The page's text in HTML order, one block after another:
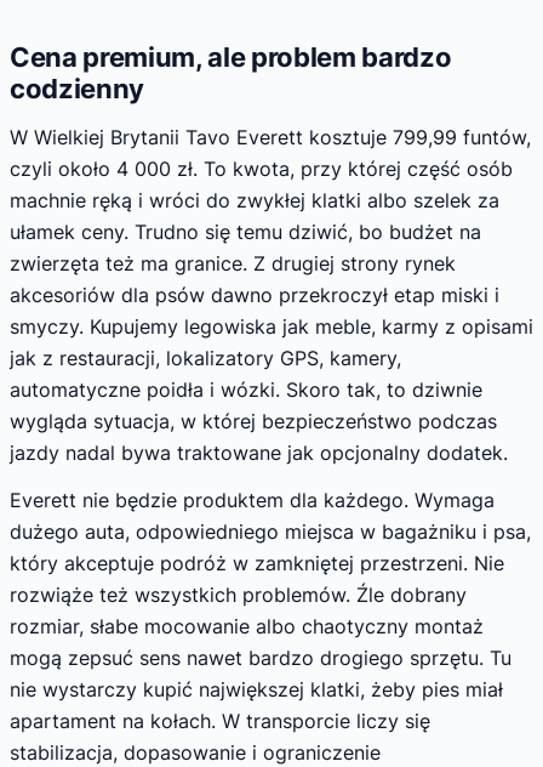
Cena premium, ale problem bardzo
codzienny
W Wielkiej Brytanii Tavo Everett kosztuje 799,99 funtów,
czyli około 4 000 zł. To kwota, przy której część osób
machnie ręką i wróci do zwykłej klatki albo szelek za
ułamek ceny. Trudno się temu dziwić, bo budżet na
zwierzęta też ma granice. Z drugiej strony rynek
akcesoriów dla psów dawno przekroczył etap miski i
smyczy. Kupujemy legowiska jak meble, karmy z opisami
jak z restauracji, lokalizatory GPS, kamery,
automatyczne poidła i wózki. Skoro tak, to dziwnie
wygląda sytuacja, w której bezpieczeństwo podczas
jazdy nadal bywa traktowane jak opcjonalny dodatek.
Everett nie będzie produktem dla każdego. Wymaga
dużego auta, odpowiedniego miejsca w bagażniku i psa,
który akceptuje podróż w zamkniętej przestrzeni. Nie
rozwiąże też wszystkich problemów. Źle dobrany
rozmiar, słabe mocowanie albo chaotyczny montaż
mogą zepsuć sens nawet bardzo drogiego sprzętu. Tu
nie wystarczy kupić największej klatki, żeby pies miał
apartament na kołach. W transporcie liczy się
stabilizacja, dopasowanie i ograniczenie